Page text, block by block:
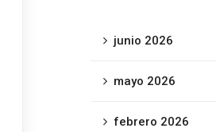
junio 2026
mayo 2026
febrero 2026